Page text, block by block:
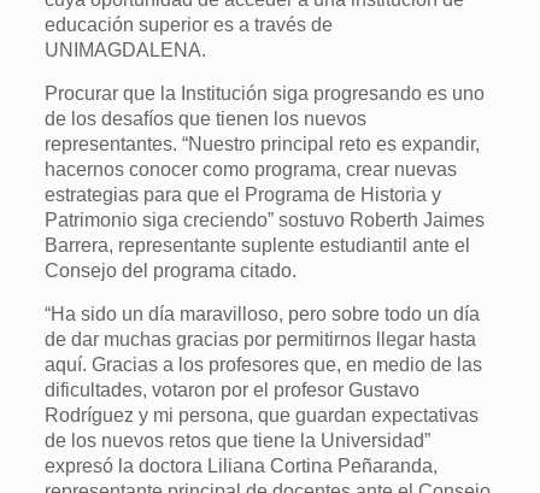
educación superior es a través de
UNIMAGDALENA.
Procurar que la Institución siga progresando es uno
de los desafíos que tienen los nuevos
representantes. “Nuestro principal reto es expandir,
hacernos conocer como programa, crear nuevas
estrategias para que el Programa de Historia y
Patrimonio siga creciendo” sostuvo Roberth Jaimes
Barrera, representante suplente estudiantil ante el
Consejo del programa citado.
“Ha sido un día maravilloso, pero sobre todo un día
de dar muchas gracias por permitirnos llegar hasta
aquí. Gracias a los profesores que, en medio de las
dificultades, votaron por el profesor Gustavo
Rodríguez y mi persona, que guardan expectativas
de los nuevos retos que tiene la Universidad”
expresó la doctora Liliana Cortina Peñaranda,